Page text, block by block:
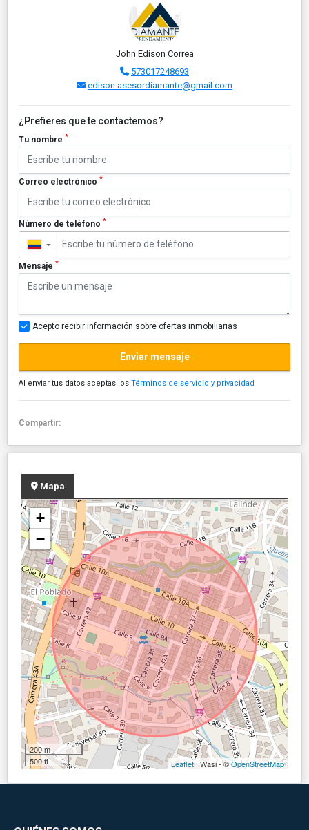
John Edison Correa
573017248693
edison.asesordiamante@gmail.com
¿Prefieres que te contactemos?
Tu nombre *
Correo electrónico *
Número de teléfono *
▼
Mensaje *
Acepto recibir información sobre ofertas inmobiliarias
Enviar mensaje
Al enviar tus datos aceptas los Términos de servicio y privacidad
Compartir:
Mapa
+
−
200 m
500 ft
Leaflet| Wasi - ©OpenStreetMap